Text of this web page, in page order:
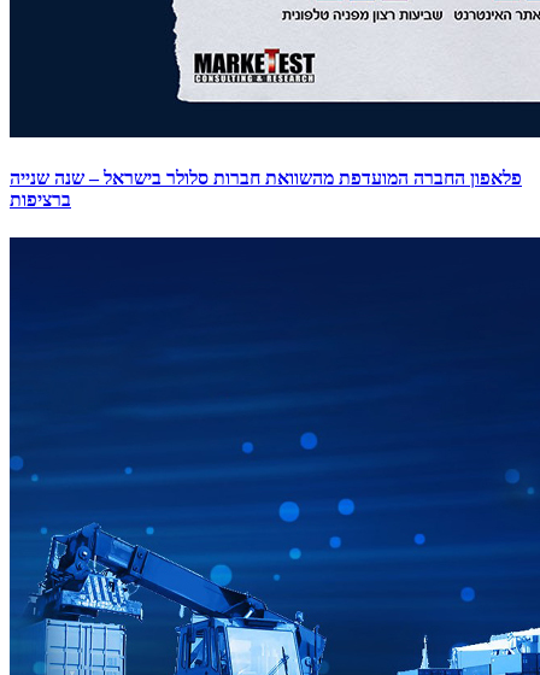
פלאפון החברה המועדפת מהשוואת חברות סלולר בישראל – שנה שנייה
ברציפות